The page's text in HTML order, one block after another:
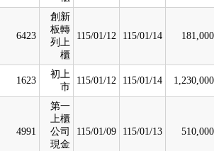
6423
創新
板轉
列上
櫃
115/01/12 115/01/14 181,000
1623
初上
市
115/01/12 115/01/14 1,230,000
4991
第一
上櫃
公司
現金
115/01/09 115/01/13 510,000